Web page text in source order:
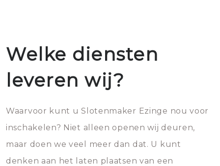
Welke diensten
leveren wij?
Waarvoor kunt u Slotenmaker Ezinge nou voor
inschakelen? Niet alleen openen wij deuren,
maar doen we veel meer dan dat. U kunt
denken aan het laten plaatsen van een